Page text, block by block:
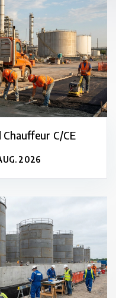
C/CE
2026